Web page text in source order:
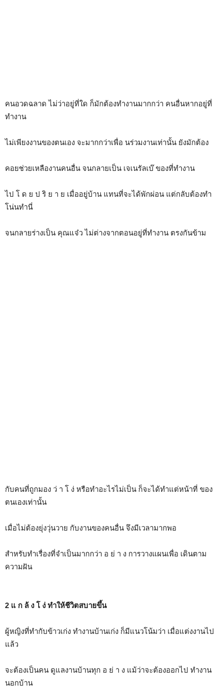
คนอวดฉลาด ไม่ว่าอยู่ที่ใด ก็มักต้องทำงานมากกว่า คนอื่นหากอยู่ที่
ทำงาน
ไม่เพียงงานของตนเอง จะมากกว่าเพื่อ นร่วมงานเท่านั้น ยังมักต้อง
คอยช่วยเหลืองานคนอื่น จนกลายเป็น เจเนรัลเบ๊ ของที่ทำงาน
ไป โ ด ย ป ริ ย า ย เมื่ออยู่บ้าน แทนที่จะได้พักผ่อน แต่กลับต้องทำ
โน่นทำนี่
จนกลายร่างเป็น คุณแจ๋ว ไม่ต่างจากตอนอยู่ที่ทำงาน ตรงกันข้าม
กับคนที่ถูกมอง ว่ า โ ง่ หรือทำอะไรไม่เป็น ก็จะได้ทำแต่หน้าที่ ของ
ตนเองเท่านั้น
เมื่อไม่ต้องยุ่งวุ่นวาย กับงานของคนอื่น จึงมีเวลามากพอ
สำหรับทำเรื่องที่จำเป็นมากกว่า อ ย่ า ง การวางแผนเพื่อ เดินตาม
ความฝัน
2 แ ก ล้ ง โ ง่ ทำให้ชีวิตสบายขึ้น
ผู้หญิงที่ทำกับข้าวเก่ง ทำงานบ้านเก่ง ก็มีแนวโน้มว่า เมื่อแต่งงานไป
แล้ว
จะต้องเป็นคน ดูแลงานบ้านทุก อ ย่ า ง แม้ว่าจะต้องออกไป ทำงาน
นอกบ้าน